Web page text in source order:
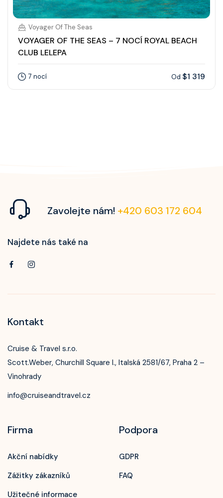
Voyager Of The Seas
VOYAGER OF THE SEAS – 7 NOCÍ ROYAL BEACH
CLUB LELEPA
7 nocí Od $1 319
Zavolejte nám! +420 603 172 604
Najdete nás také na
Kontakt
Cruise & Travel s.r.o.
Scott.Weber, Churchill Square I., Italská 2581/67, Praha 2 –
Vinohrady
info@cruiseandtravel.cz
Firma
Akční nabídky
Zážitky zákazníků
Užitečné informace
Podpora
GDPR
FAQ